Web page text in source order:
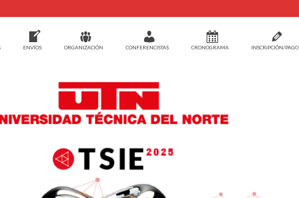
ENVÍOS ORGANIZACIÓN CONFERENCISTAS CRONOGRAMA INSCRIPCIÓN/PAGO